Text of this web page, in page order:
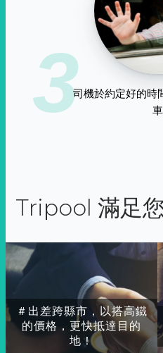
3司機於約定好的時
車
Tripool 滿足
＃出差跨縣市，以搭高鐵
的價格，更快抵達目的
地！